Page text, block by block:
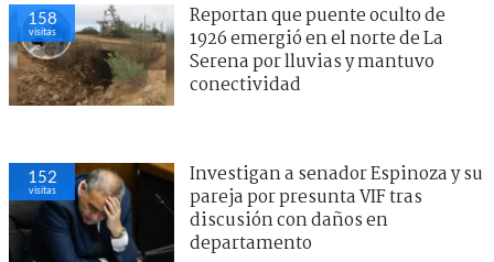
158
visitas
Reportan que puente oculto de
1926 emergió en el norte de La
Serena por lluvias y mantuvo
conectividad
152
visitas
Investigan a senador Espinoza y su
pareja por presunta VIF tras
discusión con daños en
departamento